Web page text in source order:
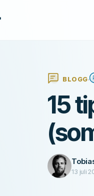
BLOGG
15
13 juli